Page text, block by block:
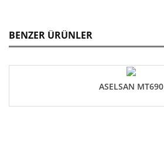
BENZER ÜRÜNLER
ASELSAN MT690